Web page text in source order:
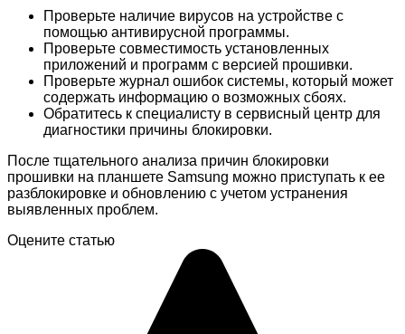
Проверьте наличие вирусов на устройстве с
помощью антивирусной программы.
Проверьте совместимость установленных
приложений и программ с версией прошивки.
Проверьте журнал ошибок системы, который может
содержать информацию о возможных сбоях.
Обратитесь к специалисту в сервисный центр для
диагностики причины блокировки.
После тщательного анализа причин блокировки
прошивки на планшете Samsung можно приступать к ее
разблокировке и обновлению с учетом устранения
выявленных проблем.
Оцените статью